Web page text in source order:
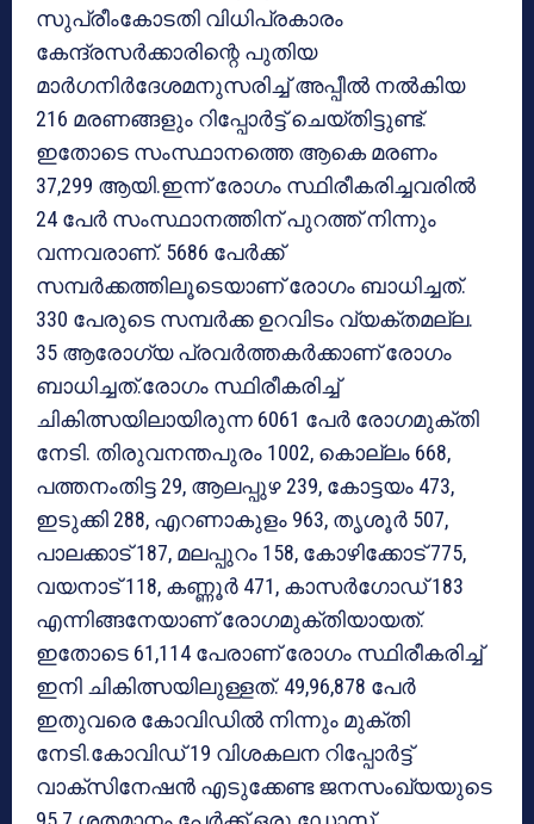
സുപ്രീംകോടതി വിധിപ്രകാരം
കേന്ദ്രസര്‍ക്കാരിന്റെ പുതിയ
മാര്‍ഗനിര്‍ദേശമനുസരിച്ച് അപ്പീല്‍ നല്‍കിയ
216 മരണങ്ങളും റിപ്പോര്‍ട്ട് ചെയ്തിട്ടുണ്ട്.
ഇതോടെ സംസ്ഥാനത്തെ ആകെ മരണം
37,299 ആയി.ഇന്ന് രോഗം സ്ഥിരീകരിച്ചവരില്‍
24 പേര്‍ സംസ്ഥാനത്തിന് പുറത്ത് നിന്നും
വന്നവരാണ്. 5686 പേര്‍ക്ക്
സമ്പര്‍ക്കത്തിലൂടെയാണ് രോഗം ബാധിച്ചത്.
330 പേരുടെ സമ്പര്‍ക്ക ഉറവിടം വ്യക്തമല്ല.
35 ആരോഗ്യ പ്രവര്‍ത്തകര്‍ക്കാണ് രോഗം
ബാധിച്ചത്.രോഗം സ്ഥിരീകരിച്ച്
ചികിത്സയിലായിരുന്ന 6061 പേര്‍ രോഗമുക്തി
നേടി. തിരുവനന്തപുരം 1002, കൊല്ലം 668,
പത്തനംതിട്ട 29, ആലപ്പുഴ 239, കോട്ടയം 473,
ഇടുക്കി 288, എറണാകുളം 963, തൃശൂര്‍ 507,
പാലക്കാട് 187, മലപ്പുറം 158, കോഴിക്കോട് 775,
വയനാട് 118, കണ്ണൂര്‍ 471, കാസര്‍ഗോഡ് 183
എന്നിങ്ങനേയാണ് രോഗമുക്തിയായത്.
ഇതോടെ 61,114 പേരാണ് രോഗം സ്ഥിരീകരിച്ച്
ഇനി ചികിത്സയിലുള്ളത്. 49,96,878 പേര്‍
ഇതുവരെ കോവിഡില്‍ നിന്നും മുക്തി
നേടി.കോവിഡ് 19 വിശകലന റിപ്പോര്‍ട്ട്
വാക്‌സിനേഷന്‍ എടുക്കേണ്ട ജനസംഖ്യയുടെ